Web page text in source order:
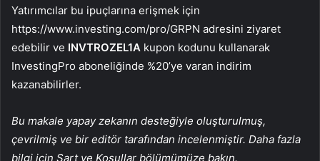
Yatırımcılar bu ipuçlarına erişmek için
https://www.investing.com/pro/GRPN adresini ziyaret
edebilir ve INVTROZEL1A kupon kodunu kullanarak
InvestingPro aboneliğinde %20’ye varan indirim
kazanabilirler.
Bu makale yapay zekanın desteğiyle oluşturulmuş,
çevrilmiş ve bir editör tarafından incelenmiştir. Daha fazla
bilgi için Şart ve Koşullar bölümümüze bakın.